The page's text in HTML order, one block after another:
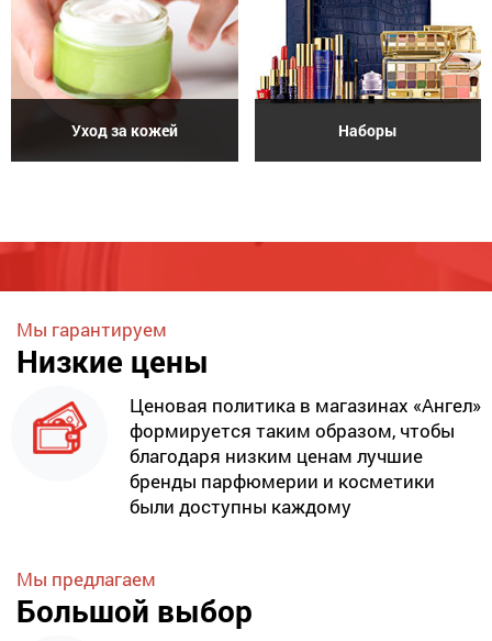
Уход за кожей Наборы
Мы гарантируем
Низкие цены
Ценовая политика в магазинах «Ангел»
формируется таким образом, чтобы
благодаря низким ценам лучшие
бренды парфюмерии и косметики
были доступны каждому
Мы предлагаем
Большой выбор